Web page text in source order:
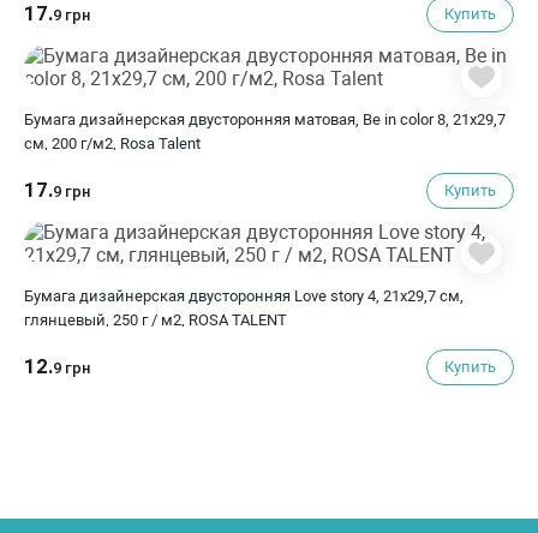
17.9 грн Купить
Бумага дизайнерская двусторонняя матовая, Be in color 8, 21х29,7
см, 200 г/м2, Rosa Talent
17.9 грн Купить
Бумага дизайнерская двусторонняя Love story 4, 21х29,7 см,
глянцевый, 250 г / м2, ROSA TALENT
12.9 грн Купить